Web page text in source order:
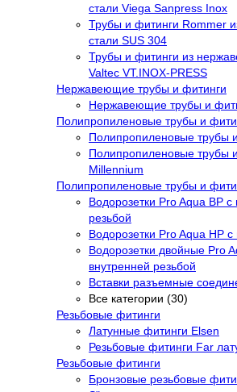
стали Viega Sanpress Inox
Трубы и фитинги Rommer
стали SUS 304
Трубы и фитинги из
Valtec VT.INOX-PRESS
Нержавеющие трубы и фитинги
Нержавеющие трубы и
Полипропиленовые трубы и
Полипропиленовые трубы
Полипропиленовые трубы
Millennium
Полипропиленовые трубы и
Водорозетки Pro Aqua ВР с
резьбой
Водорозетки Pro Aqua НР
Водорозетки двойные Pro
внутренней резьбой
Вставки разъемные
Все категории (30)
Резьбовые фитинги
Латунные фитинги Elsen
Резьбовые фитинги Far
Резьбовые фитинги
Бронзовые резьбовые